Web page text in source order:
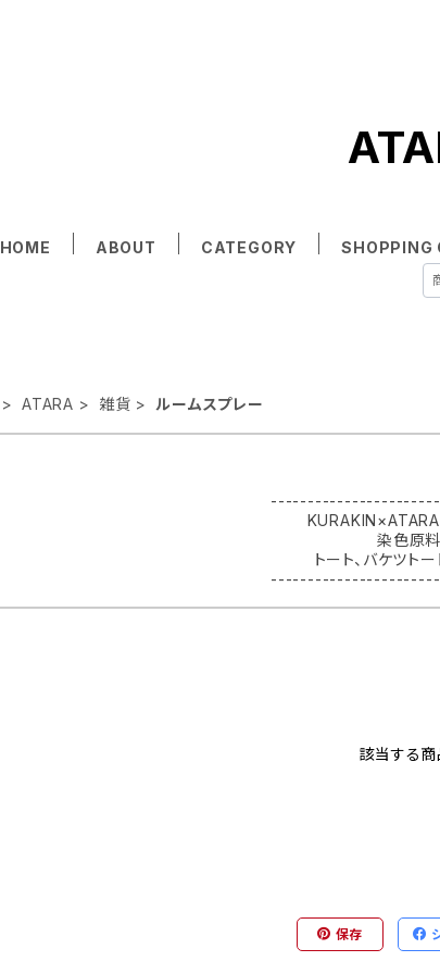
HOME ABOUT CATEGORY SHOPPING
ATARA 雑貨 ルームスプレー
KURAKIN×ATARA
染色原料
トート、バケツト
該当する商
保存